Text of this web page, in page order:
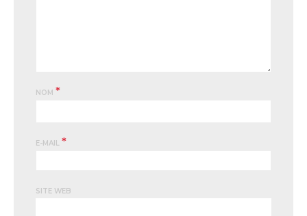
NOM *
E-MAIL *
SITE WEB